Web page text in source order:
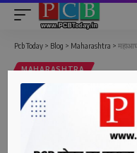
Pcb Today > Blog > Maharashtra >
MAHARASHTRA
महाआघाडी सरकार
काढल्याचे पत्र